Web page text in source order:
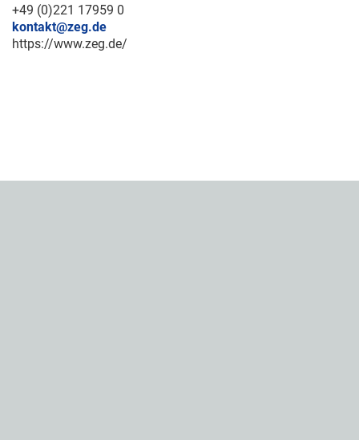
+49 (0)221 17959 0
kontakt@zeg.de
https://www.zeg.de/